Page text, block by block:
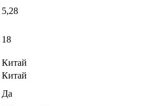
5,28
18
Китай
Китай
Да